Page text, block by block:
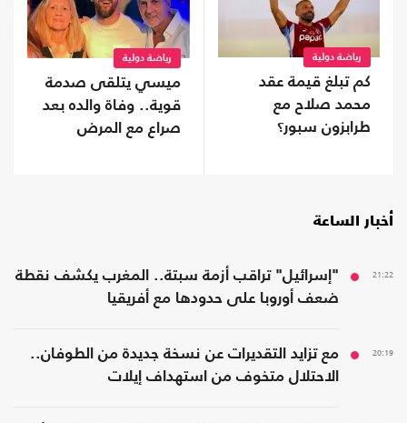
رياضة دولية
كم تبلغ قيمة عقد
محمد صلاح مع
طرابزون سبور؟
رياضة دولية
ميسي يتلقى صدمة
قوية.. وفاة والده بعد
صراع مع المرض
أخبار الساعة
21:22
"إسرائيل" تراقب أزمة سبتة.. المغرب يكشف نقطة
ضعف أوروبا على حدودها مع أفريقيا
20:19
مع تزايد التقديرات عن نسخة جديدة من الطوفان..
الاحتلال متخوف من استهداف إيلات